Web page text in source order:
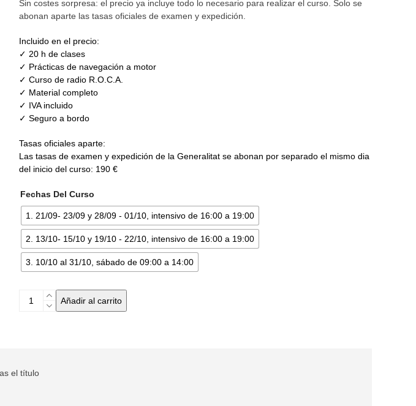
Sin costes sorpresa: el precio ya incluye todo lo necesario para realizar el curso. Solo se
abonan aparte las tasas oficiales de examen y expedición.
Incluido en el precio:
✓ 20 h de clases
✓ Prácticas de navegación a motor
✓ Curso de radio R.O.C.A.
✓ Material completo
✓ IVA incluido
✓ Seguro a bordo
Tasas oficiales aparte:
Las tasas de examen y expedición de la Generalitat se abonan por separado el mismo dia
del inicio del curso: 190 €
Fechas Del Curso
1. 21/09- 23/09 y 28/09 - 01/10, intensivo de 16:00 a 19:00
2. 13/10- 15/10 y 19/10 - 22/10, intensivo de 16:00 a 19:00
3. 10/10 al 31/10, sábado de 09:00 a 14:00
intensivo
Añadir al carrito
el título